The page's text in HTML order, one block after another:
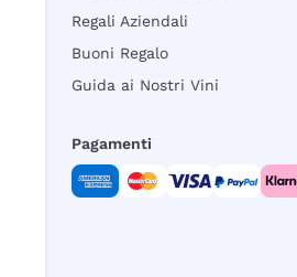
Regali Aziendali
Buoni Regalo
Guida ai Nostri Vini
Pagamenti